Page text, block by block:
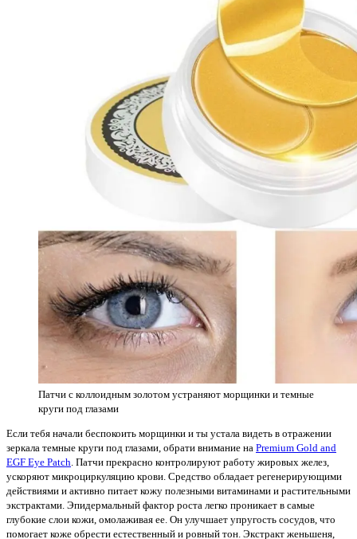
Патчи с коллоидным золотом устраняют морщинки и темные
круги под глазами
Если тебя начали беспокоить морщинки и ты устала видеть в отражении
зеркала темные круги под глазами, обрати внимание на Premium Gold and
EGF Eye Patch. Патчи прекрасно контролируют работу жировых желез,
ускоряют микроциркуляцию крови. Средство обладает регенерирующими
действиями и активно питает кожу полезными витаминами и растительными
экстрактами. Эпидермальный фактор роста легко проникает в самые
глубокие слои кожи, омолаживая ее. Он улучшает упругость сосудов, что
помогает коже обрести естественный и ровный тон. Экстракт женьшеня,